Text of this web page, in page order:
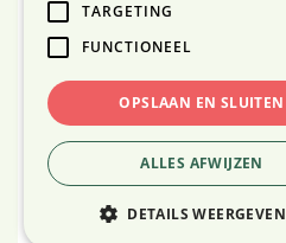
TARGETING
FUNCTIONEEL
OPSLAAN EN SLUITEN
ALLES AFWIJZEN
DETAILS WEERGEVEN